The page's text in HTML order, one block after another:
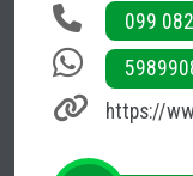
099
https://